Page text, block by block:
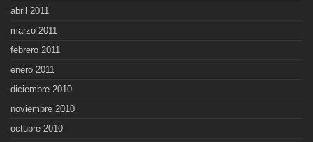
abril 2011
marzo 2011
febrero 2011
enero 2011
diciembre 2010
noviembre 2010
octubre 2010